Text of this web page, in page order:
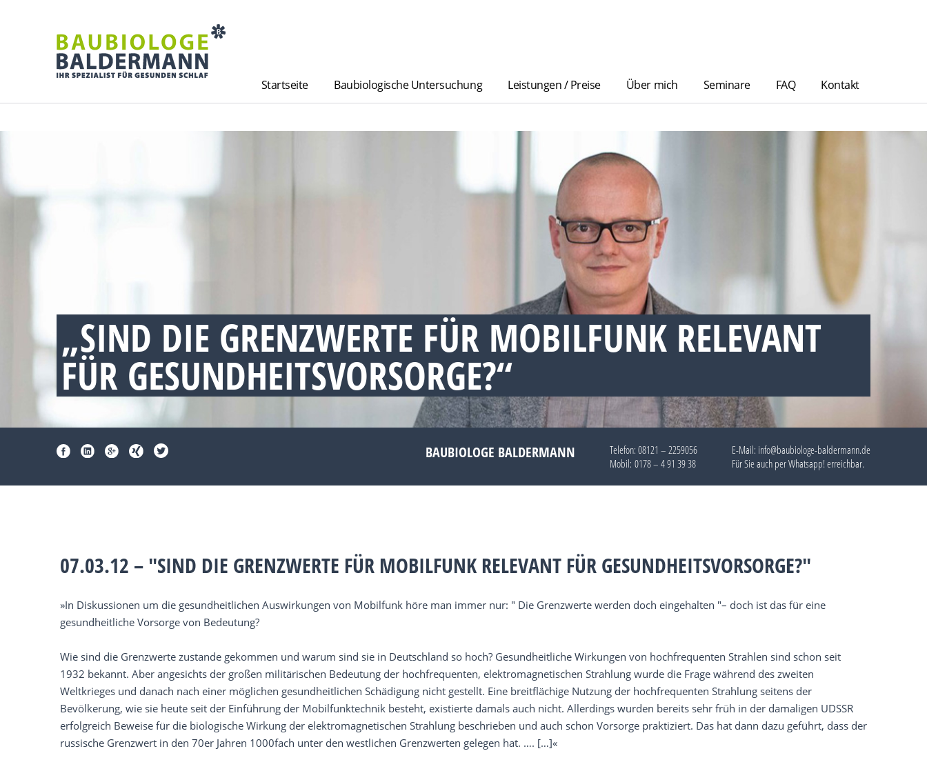
Startseite Baubiologische Untersuchung Leistungen / Preise Über mich Seminare FAQ Kontakt
„SIND DIE GRENZWERTE FÜR MOBILFUNK RELEVANT
FÜR GESUNDHEITSVORSORGE?“
BAUBIOLOGE BALDERMANN Telefon: 08121 – 2259056
Mobil: 0178 – 4 91 39 38
E-Mail: info@baubiologe-baldermann.de
Für Sie auch perWhatsapp!erreichbar.
07.03.12 – "SIND DIE GRENZWERTE FÜR MOBILFUNK RELEVANT FÜR GESUNDHEITSVORSORGE?"
»In Diskussionen um die gesundheitlichen Auswirkungen von Mobilfunk höre man immer nur: " Die Grenzwerte werden doch eingehalten "– doch ist das für eine
gesundheitliche Vorsorge von Bedeutung?
Wie sind die Grenzwerte zustande gekommen und warum sind sie in Deutschland so hoch? Gesundheitliche Wirkungen von hochfrequenten Strahlen sind schon seit
1932 bekannt. Aber angesichts der großen militärischen Bedeutung der hochfrequenten, elektromagnetischen Strahlung wurde die Frage während des zweiten
Weltkrieges und danach nach einer möglichen gesundheitlichen Schädigung nicht gestellt. Eine breitflächige Nutzung der hochfrequenten Strahlung seitens der
Bevölkerung, wie sie heute seit der Einführung der Mobilfunktechnik besteht, existierte damals auch nicht. Allerdings wurden bereits sehr früh in der damaligen UDSSR
erfolgreich Beweise für die biologische Wirkung der elektromagnetischen Strahlung beschrieben und auch schon Vorsorge praktiziert. Das hat dann dazu geführt, dass der
russische Grenzwert in den 70er Jahren 1000fach unter den westlichen Grenzwerten gelegen hat. …. […]«